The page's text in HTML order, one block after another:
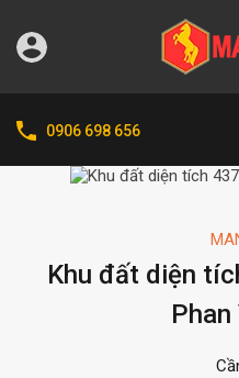
0906 698 656
Khu đất diện
Phan